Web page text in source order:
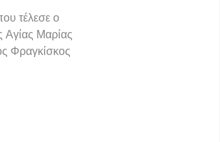
τέλεσε ο
Αγίας Μαρίας
Φραγκίσκος